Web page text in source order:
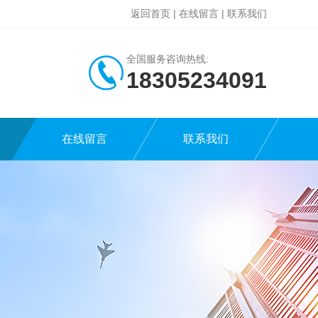
返回首页 | 在线留言 | 联系我们
全国服务咨询热线:
18305234091
在线留言 联系我们